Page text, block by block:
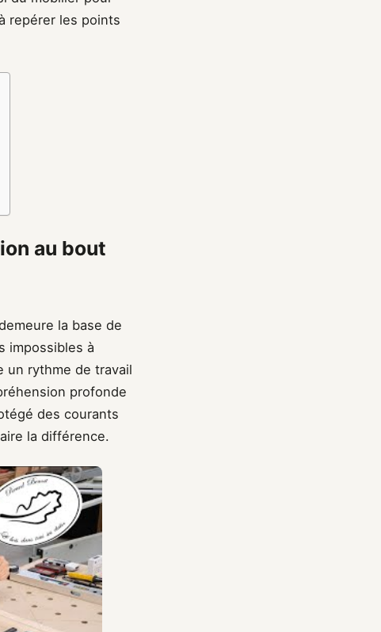
repérer les points
au bout
la base de
impossibles à
un rythme de travail
profonde
des courants
la différence.